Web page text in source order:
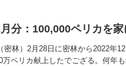
分：100,000ペリカを
密林）2月28日に密林から2022年
ペリカ献上したでござる。何年